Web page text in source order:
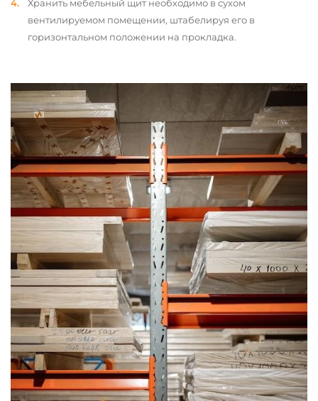
Хранить мебельный щит необходимо в сухом
вентилируемом помещении, штабелируя его в
горизонтальном положении на прокладка.